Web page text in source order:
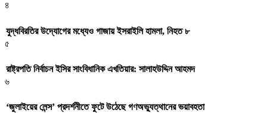
৪
যুদ্ধবিরতির উদ্যোগের মধ্যেও গাজায় ইসরাইলি হামলা, নিহত ৮
৫
রাষ্ট্রপতি নির্বাচন ইসির সাংবিধানিক এখতিয়ার: সালাহউদ্দিন আহমদ
৬
‘জুলাইয়ের লেন্স’ প্রদর্শনীতে ফুটে উঠেছে গণঅভ্যুত্থানের ভয়াবহতা